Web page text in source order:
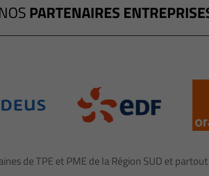
PARTENAIRES
de TPE et PME de la Région SUD et